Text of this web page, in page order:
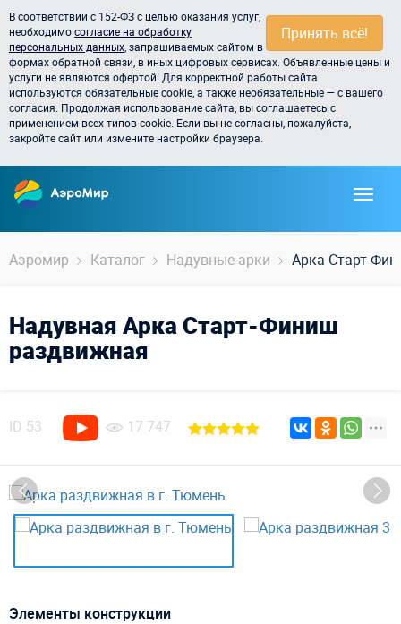
Принять всё!
В соответствии с 152-ФЗ с целью оказания услуг,
необходимосогласие на обработку
персональных данных , запрашиваемых сайтом в
формах обратной связи, в иных цифровых сервисах. Объявленные цены и
услуги не являются офертой! Для корректной работы сайта
используются обязательные cookie, а также необязательные — с вашего
согласия. Продолжая использование сайта, вы соглашаетесь с
применением всех типов cookie. Если вы не согласны, пожалуйста,
закройте сайт или измените настройки браузера.
Аэромир Каталог Надувные арки Арка Старт-
Надувная Арка Старт-Финиш
раздвижная
ID 53 17 747
Элементы конструкции